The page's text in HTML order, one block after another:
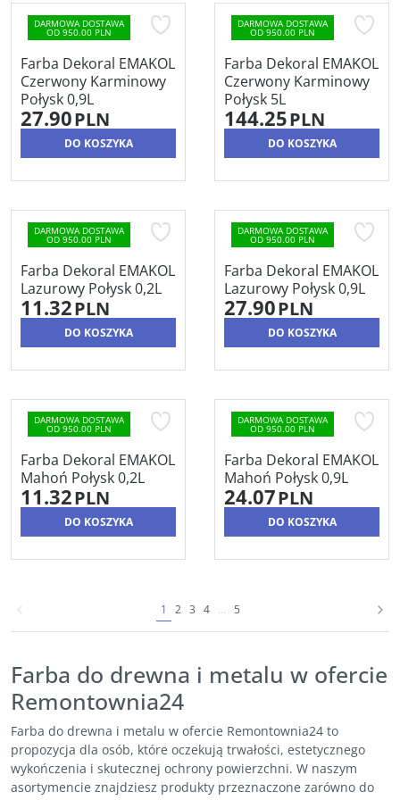
DARMOWA DOSTAWA
OD 950.00 PLN
Farba Dekoral EMAKOL
Czerwony Karminowy
Połysk 0,9L
27.90PLN
DO KOSZYKA
DARMOWA DOSTAWA
OD 950.00 PLN
Farba Dekoral EMAKOL
Czerwony Karminowy
Połysk 5L
144.25PLN
DO KOSZYKA
DARMOWA DOSTAWA
OD 950.00 PLN
Farba Dekoral EMAKOL
Lazurowy Połysk 0,2L
11.32PLN
DO KOSZYKA
DARMOWA DOSTAWA
OD 950.00 PLN
Farba Dekoral EMAKOL
Lazurowy Połysk 0,9L
27.90PLN
DO KOSZYKA
DARMOWA DOSTAWA
OD 950.00 PLN
Farba Dekoral EMAKOL
Mahoń Połysk 0,2L
11.32PLN
DO KOSZYKA
DARMOWA DOSTAWA
OD 950.00 PLN
Farba Dekoral EMAKOL
Mahoń Połysk 0,9L
24.07PLN
DO KOSZYKA
1 2 3 4 ... 5
Farba do drewna i metalu w ofercie
Remontownia24
Farba do drewna i metalu w ofercie Remontownia24 to
propozycja dla osób, które oczekują trwałości, estetycznego
wykończenia i skutecznej ochrony powierzchni. W naszym
asortymencie znajdziesz produkty przeznaczone zarówno do